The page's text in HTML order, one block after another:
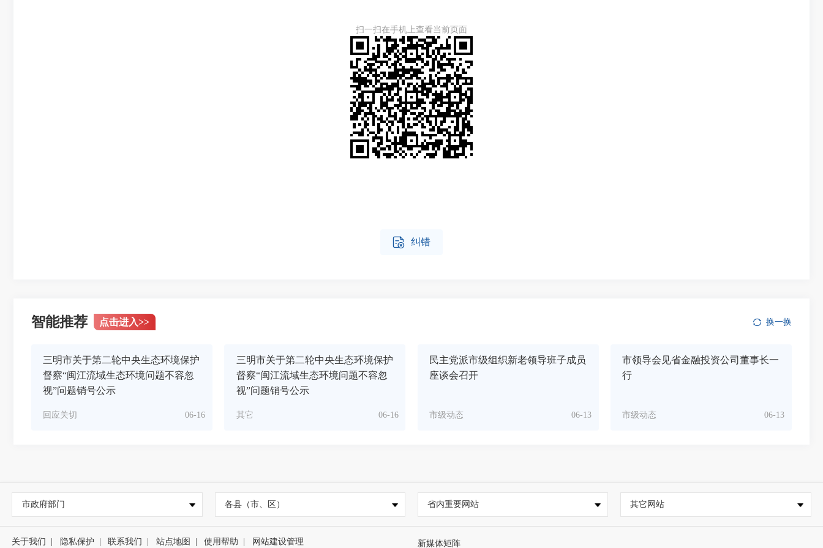
扫一扫在手机上查看当前页面
 纠错
智能推荐 点击进入>> 换一换
三明市关于第二轮中央生态环境保护
督察“闽江流域生态环境问题不容忽
视”问题销号公示
06-16
回应关切
三明市关于第二轮中央生态环境保护
督察“闽江流域生态环境问题不容忽
视”问题销号公示
06-16
其它
民主党派市级组织新老领导班子成员
座谈会召开
06-13
市级动态
市领导会见省金融投资公司董事长一
行
06-13
市级动态
市政府部门 各县（市、区） 省内重要网站 其它网站
关于我们 隐私保护 联系我们 站点地图 使用帮助 网站建设管理 新媒体矩阵